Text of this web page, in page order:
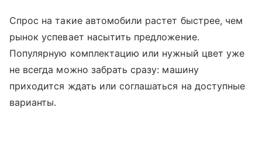
Спрос на такие автомобили растет быстрее, чем
рынок успевает насытить предложение.
Популярную комплектацию или нужный цвет уже
не всегда можно забрать сразу: машину
приходится ждать или соглашаться на доступные
варианты.